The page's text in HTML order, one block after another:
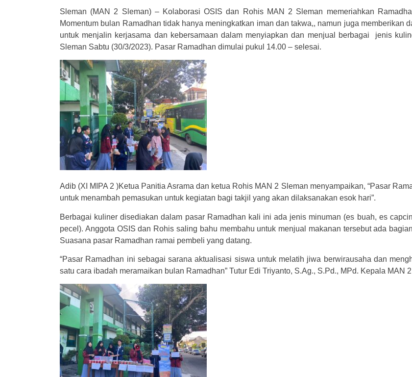
Sleman (MAN 2 Sleman) – Kolaborasi OSIS dan Rohis MAN 2 Sleman memeriahkan
Momentum bulan Ramadhan tidak hanya meningkatkan iman dan takwa,, namun juga memberikan
untuk menjalin kerjasama dan kebersamaan dalam menyiapkan dan menjual berbagai jenis
Sleman Sabtu (30/3/2023). Pasar Ramadhan dimulai pukul 14.00 – selesai.
Adib (XI MIPA 2 )Ketua Panitia Asrama dan ketua Rohis MAN 2 Sleman menyampaikan, “Pasar
untuk menambah pemasukan untuk kegiatan bagi takjil yang akan dilaksanakan esok hari”.
Berbagai kuliner disediakan dalam pasar Ramadhan kali ini ada jenis minuman (es buah, es
pecel). Anggota OSIS dan Rohis saling bahu membahu untuk menjual makanan tersebut ada
Suasana pasar Ramadhan ramai pembeli yang datang.
“Pasar Ramadhan ini sebagai sarana aktualisasi siswa untuk melatih jiwa berwirausaha dan
satu cara ibadah meramaikan bulan Ramadhan” Tutur Edi Triyanto, S.Ag., S.Pd., MPd. Kepala MAN